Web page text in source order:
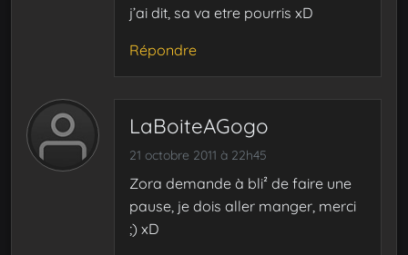
j’ai dit, sa va etre pourris xD
Répondre
LaBoiteAGogo
21 octobre 2011 à 22h45
Zora demande à bli² de faire une
pause, je dois aller manger, merci
;) xD